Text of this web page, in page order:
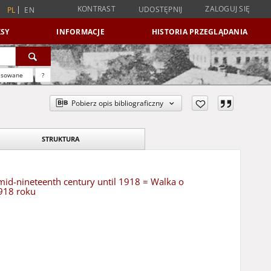
PL EN KONTRAST UDOSTĘPNIJ ZALOGUJ SIĘ
INFORMACJE HISTORIA PRZEGLĄDANIA
?
Pobierz opis bibliograficzny
STRUKTURA
nineteenth century until 1918 = Walka o
roku